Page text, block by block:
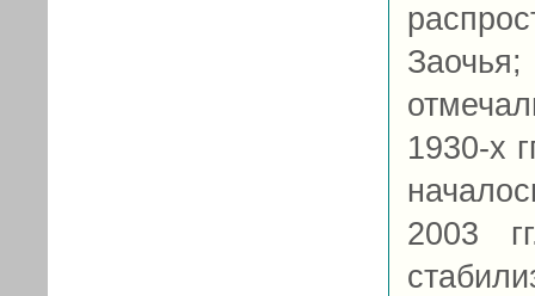
1930-х
2003